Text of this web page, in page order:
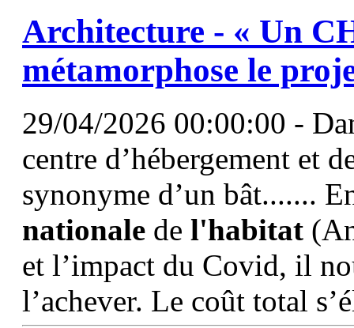
Architecture - « Un
métamorphose le
29/04/2026 00:00:00 -
centre d’hébergement et
synonyme d’un bât.......
nationale de l'habitat
et l’impact du Covid, il
l’achever. Le coût total